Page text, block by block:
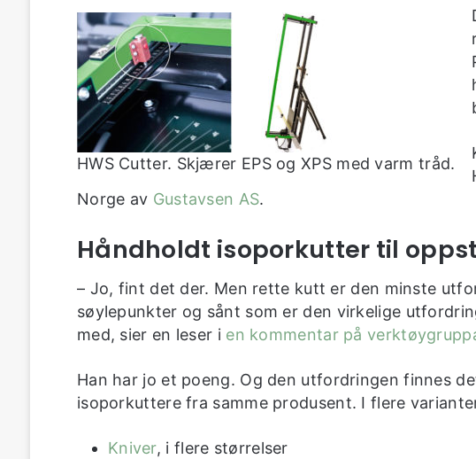
HWS Cutter. Skjærer EPS og XPS med varm tråd.
Norge av Gustavsen AS.
Håndholdt isoporkutter til
– Jo, fint det der. Men rette kutt er den minste
søylepunkter og sånt som er den virkelige
med, sier en leser i en kommentar på
Han har jo et poeng. Og den utfordringen finnes
isoporkuttere fra samme produsent. I flere
Kniver, i flere størrelser